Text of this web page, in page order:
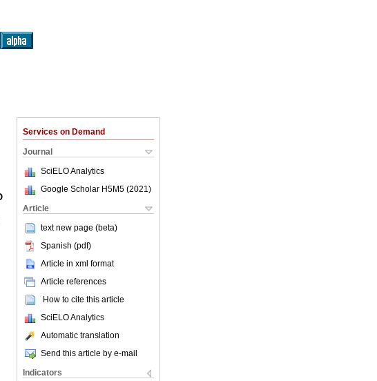
Services on Demand
Journal
SciELO Analytics
Google Scholar H5M5 (2021 )
Article
text new page (beta)
Spanish (pdf)
Article in xml format
Article references
How to cite this article
SciELO Analytics
Automatic translation
Send this article by e-mail
Indicators